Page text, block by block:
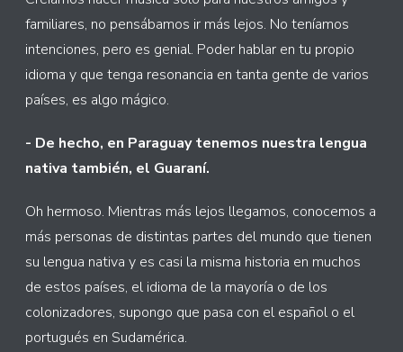
familiares, no pensábamos ir más lejos. No teníamos
intenciones, pero es genial. Poder hablar en tu propio
idioma y que tenga resonancia en tanta gente de varios
países, es algo mágico.
- De hecho, en Paraguay tenemos nuestra lengua
nativa también, el Guaraní.
Oh hermoso. Mientras más lejos llegamos, conocemos a
más personas de distintas partes del mundo que tienen
su lengua nativa y es casi la misma historia en muchos
de estos países, el idioma de la mayoría o de los
colonizadores, supongo que pasa con el español o el
portugués en Sudamérica.